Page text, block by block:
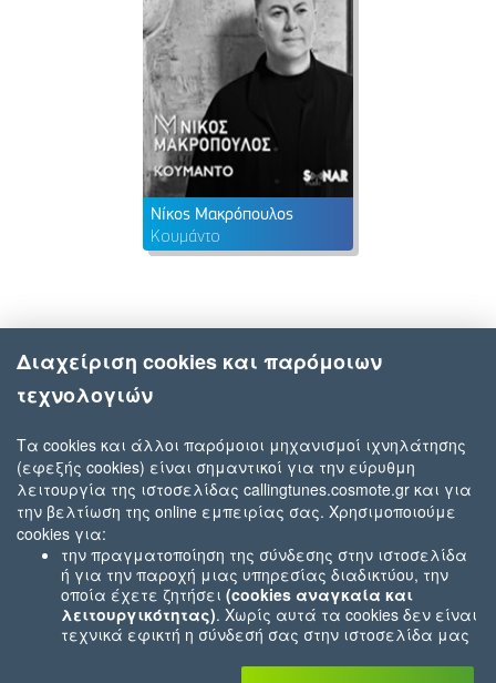
Νίκος Μακρόπουλος
Κουμάντο
Διαχείριση cookies και παρόμοιων
τεχνολογιών
Τα cookies και άλλοι παρόμοιοι μηχανισμοί ιχνηλάτησης
(εφεξής cookies) είναι σημαντικοί για την εύρυθμη
λειτουργία της ιστοσελίδας callingtunes.cosmote.gr και για
την βελτίωση της online εμπειρίας σας. Χρησιμοποιούμε
cookies για:
την πραγματοποίηση της σύνδεσης στην ιστοσελίδα
ή για την παροχή μιας υπηρεσίας διαδικτύου, την
οποία έχετε ζητήσει (cookies αναγκαία και
λειτουργικότητας). Χωρίς αυτά τα cookies δεν είναι
τεχνικά εφικτή η σύνδεσή σας στην ιστοσελίδα μας
που εσείς μας ζητήσατε (π.χ.cookies που αφορούν